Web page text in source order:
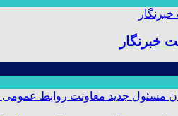
خبرنگار